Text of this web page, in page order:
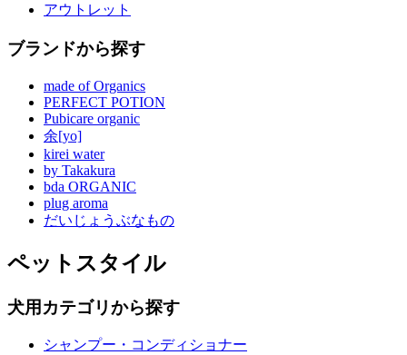
アウトレット
ブランドから探す
made of Organics
PERFECT POTION
Pubicare organic
余[yo]
kirei water
by Takakura
bda ORGANIC
plug aroma
だいじょうぶなもの
ペットスタイル
犬用カテゴリから探す
シャンプー・コンディショナー